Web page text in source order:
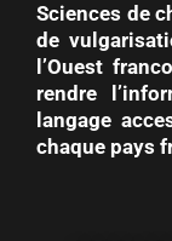
Sciences de
de
l’Ouest
rendre
langage
chaque pays